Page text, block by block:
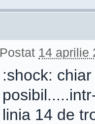
Postat 14 aprilie
:shock:
linia 14 de